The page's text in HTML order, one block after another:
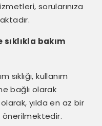
sorularınıza
bakım
kullanım
bağlı olarak
yılda en az bir
önerilmektedir.